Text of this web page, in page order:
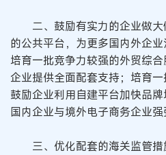
二、鼓励有实力的企业做大
的公共平台，为更多国内外企业
培育一批竞争力较强的外贸综
企业提供全面配套支持；培育一
鼓励企业利用自建平台加快品
国内企业与境外电子商务企业强
三、优化配套的海关监管措